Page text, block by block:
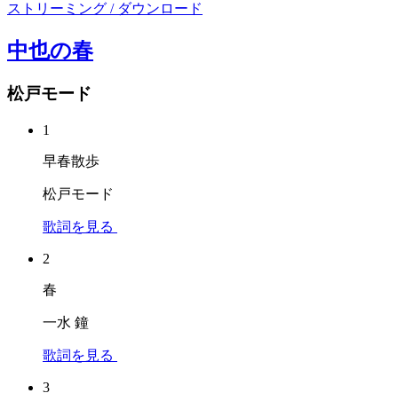
ストリーミング / ダウンロード
中也の春
松戸モード
1
早春散歩
松戸モード
歌詞を見る
2
春
一水 鐘
歌詞を見る
3